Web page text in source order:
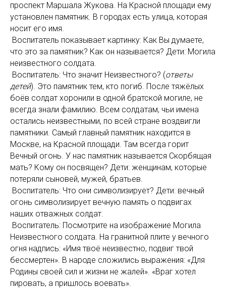
проспект Маршала Жукова. На Красной площади ему
установлен памятник. В городах есть улица, которая
носит его имя.
Воспитатель показывает картинку: Как Вы думаете,
что это за памятник? Как он называется? Дети: Могила
неизвестного солдата.
Воспитатель: Что значит Неизвестного? (ответы
детей). Это памятник тем, кто погиб. После тяжёлых
боёв солдат хоронили в одной братской могиле, не
всегда знали фамилию. Всем солдатам, чьи имена
остались неизвестными, по всей стране воздвигли
памятники. Самый главный памятник находится в
Москве, на Красной площади. Там всегда горит
Вечный огонь. У нас памятник называется Скорбящая
мать? Кому он посвящен? Дети: женщинам, которые
потеряли сыновей, мужей, братьев.
Воспитатель: Что они символизирует? Дети: вечный
огонь символизирует вечную память о подвигах
наших отважных солдат.
Воспитатель: Посмотрите на изображение Могила
Неизвестного солдата. На гранитной плите у вечного
огня надпись: «Имя твоё неизвестно, подвиг твой
бессмертен». В народе сложились выражения: «Для
Родины своей сил и жизни не жалей». «Враг хотел
пировать, а пришлось воевать».